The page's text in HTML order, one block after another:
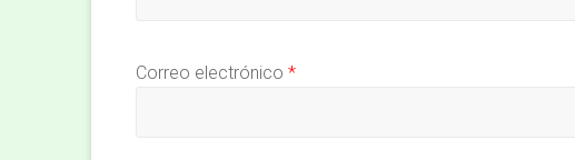
Correo electrónico *